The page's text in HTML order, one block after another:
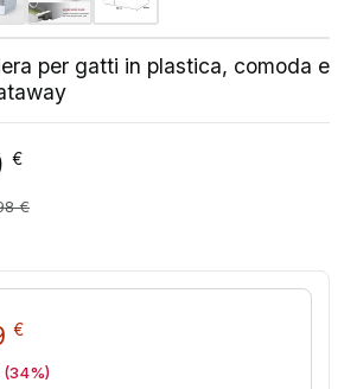
per gatti in plastica, comoda e
€
€
originale era: 67,98
€Il prezzo attuale è:
(34%)